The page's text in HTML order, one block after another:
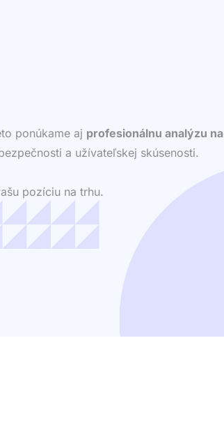
ponúkame aj profesionálnu analýzu na
a užívateľskej skúsenosti.
pozíciu na trhu.